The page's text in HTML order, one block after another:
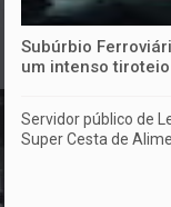
Subúrbio
um intenso tiroteio
Servidor público de
Super Cesta de